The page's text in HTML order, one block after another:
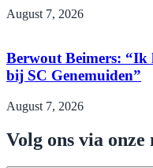
August 7, 2026
Berwout Beimers:
bij SC Genemuiden”
August 7, 2026
Volg ons via